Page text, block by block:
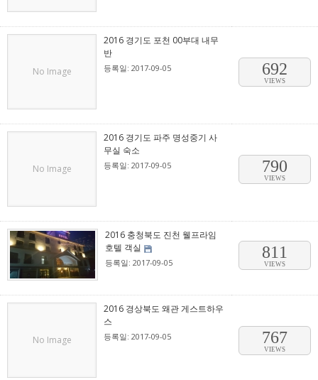
No Image
2016 경기도 포천 00부대 내무
반
등록일: 2017-09-05 692
VIEWS
No Image
2016 경기도 파주 명성중기 사
무실 숙소
등록일: 2017-09-05 790
VIEWS
2016 충청북도 진천 웰프라임
호텔 객실
등록일: 2017-09-05
811
VIEWS
No Image
2016 경상북도 왜관 게스트하우
스
등록일: 2017-09-05 767
VIEWS